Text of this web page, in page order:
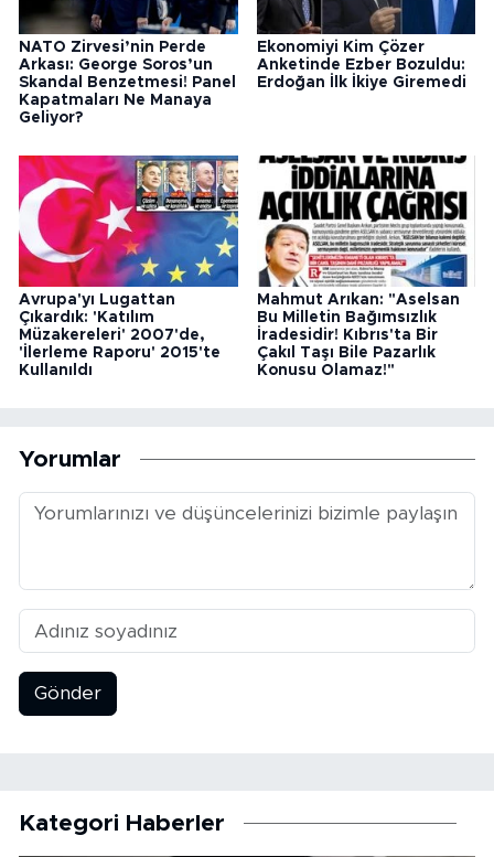
NATO Zirvesi’nin Perde
Arkası: George Soros’un
Skandal Benzetmesi! Panel
Kapatmaları Ne Manaya
Geliyor?
Ekonomiyi Kim Çözer
Anketinde Ezber Bozuldu:
Erdoğan İlk İkiye Giremedi
Avrupa'yı Lugattan
Çıkardık: 'Katılım
Müzakereleri' 2007'de,
'İlerleme Raporu' 2015'te
Kullanıldı
Mahmut Arıkan: "Aselsan
Bu Milletin Bağımsızlık
İradesidir! Kıbrıs'ta Bir
Çakıl Taşı Bile Pazarlık
Konusu Olamaz!"
Yorumlar
Gönder
Kategori Haberler